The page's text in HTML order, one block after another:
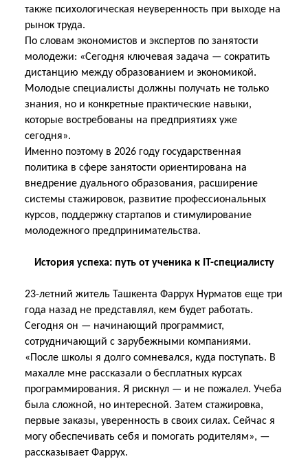
также психологическая неуверенность при выходе на
рынок труда.
По словам экономистов и экспертов по занятости
молодежи: «Сегодня ключевая задача — сократить
дистанцию между образованием и экономикой.
Молодые специалисты должны получать не только
знания, но и конкретные практические навыки,
которые востребованы на предприятиях уже
сегодня».
Именно поэтому в 2026 году государственная
политика в сфере занятости ориентирована на
внедрение дуального образования, расширение
системы стажировок, развитие профессиональных
курсов, поддержку стартапов и стимулирование
молодежного предпринимательства.
История успеха: путь от ученика к IT-специалисту
23-летний житель Ташкента Фаррух Нурматов еще три
года назад не представлял, кем будет работать.
Сегодня он — начинающий программист,
сотрудничающий с зарубежными компаниями.
«После школы я долго сомневался, куда поступать. В
махалле мне рассказали о бесплатных курсах
программирования. Я рискнул — и не пожалел. Учеба
была сложной, но интересной. Затем стажировка,
первые заказы, уверенность в своих силах. Сейчас я
могу обеспечивать себя и помогать родителям», —
рассказывает Фаррух.